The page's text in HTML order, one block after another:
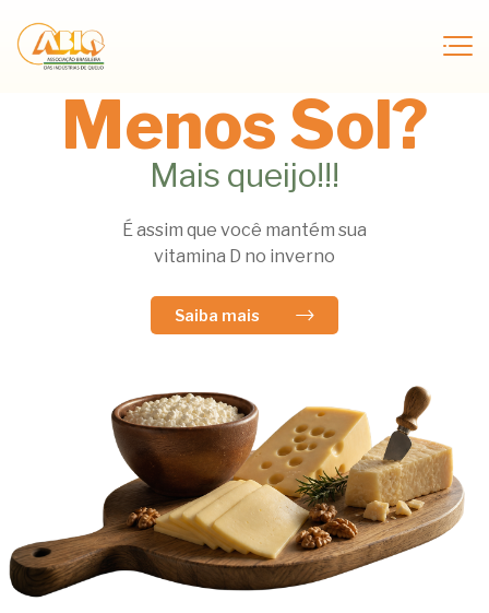
Menos Sol?
Mais queijo!!!
É assim que você mantém sua
vitamina D no inverno
Saiba mais